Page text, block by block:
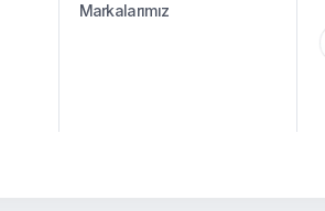
Markalarımız